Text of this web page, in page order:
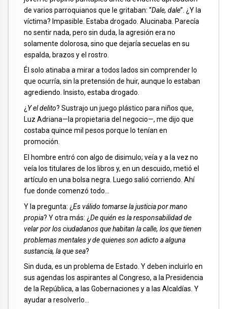
de varios parroquianos que le gritaban: “Dale, dale”. ¿Y la
víctima? Impasible. Estaba drogado. Alucinaba. Parecía
no sentir nada, pero sin duda, la agresión era no
solamente dolorosa, sino que dejaría secuelas en su
espalda, brazos y el rostro.
Él solo atinaba a mirar a todos lados sin comprender lo
que ocurría, sin la pretensión de huir, aunque lo estaban
agrediendo. Insisto, estaba drogado.
¿ Y el delito? Sustrajo un juego plástico para niños que,
Luz Adriana—la propietaria del negocio—, me dijo que
costaba quince mil pesos porque lo tenían en
promoción.
El hombre entró con algo de disimulo; veía y a la vez no
veía los titulares de los libros y, en un descuido, metió el
artículo en una bolsa negra. Luego salió corriendo. Ahí
fue donde comenzó todo…
Y la pregunta: ¿Es válido tomarse la justicia por mano
propia? Y otra más: ¿De quién es la responsabilidad de
velar por los ciudadanos que habitan la calle, los que tienen
problemas mentales y de quienes son adicto a alguna
sustancia, la que sea?
Sin duda, es un problema de Estado. Y deben incluirlo en
sus agendas los aspirantes al Congreso, a la Presidencia
de la República, a las Gobernaciones y a las Alcaldías. Y
ayudar a resolverlo…